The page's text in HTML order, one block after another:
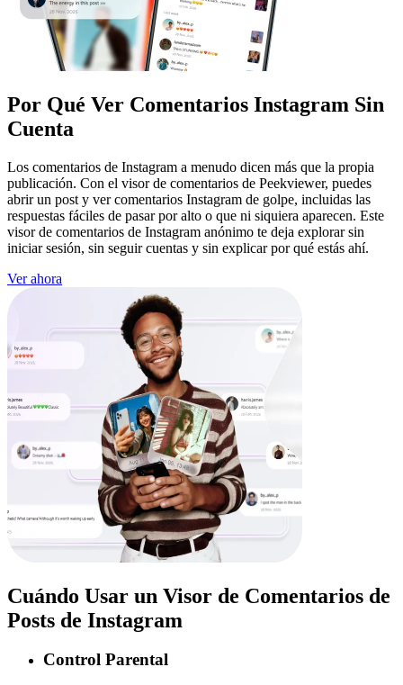
Por Qué Ver Comentarios Instagram Sin
Cuenta
Los comentarios de Instagram a menudo dicen más que la propia
publicación. Con el visor de comentarios de Peekviewer, puedes
abrir un post y ver comentarios Instagram de golpe, incluidas las
respuestas fáciles de pasar por alto o que ni siquiera aparecen. Este
visor de comentarios de Instagram anónimo te deja explorar sin
iniciar sesión, sin seguir cuentas y sin explicar por qué estás ahí.
Ver ahora
Cuándo Usar un Visor de Comentarios de
Posts de Instagram
Control Parental